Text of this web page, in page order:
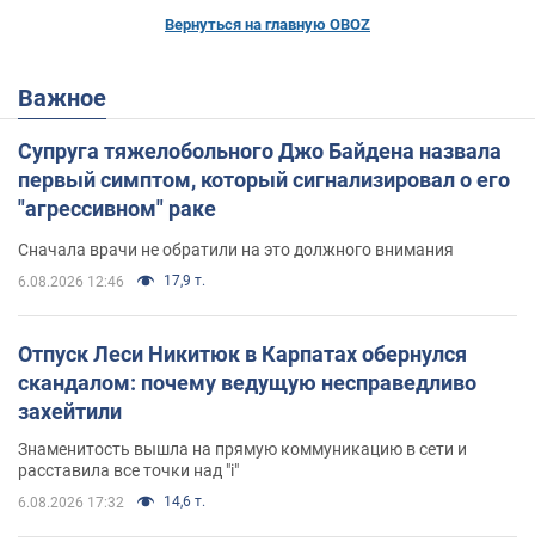
Вернуться на главную OBOZ
Важное
Супруга тяжелобольного Джо Байдена назвала
первый симптом, который сигнализировал о его
"агрессивном" раке
Сначала врачи не обратили на это должного внимания
6.08.2026 12:46 17,9 т.
Отпуск Леси Никитюк в Карпатах обернулся
скандалом: почему ведущую несправедливо
захейтили
Знаменитость вышла на прямую коммуникацию в сети и
расставила все точки над "i"
6.08.2026 17:32 14,6 т.